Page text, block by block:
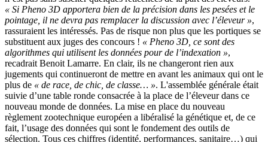
« Si Pheno 3D apportera bien de la précision dans les pesées et le
pointage, il ne devra pas remplacer la discussion avec l’éleveur »,
rassuraient les intéressés. Pas de risque non plus que les portiques se
substituent aux juges des concours ! « Pheno 3D, ce sont des
algorithmes qui utilisent les données pour de l’indexation »,
recadrait Benoit Lamarre. En clair, ils ne changeront rien aux
jugements qui continueront de mettre en avant les animaux qui ont le
plus de « de race, de chic, de classe… ». L'assemblée générale était
suivie d’une table ronde consacrée à la place de l’éleveur dans ce
nouveau monde de données. La mise en place du nouveau
règlement zootechnique européen a libéralisé la génétique et, de ce
fait, l’usage des données qui sont le fondement des outils de
sélection. Tous ces chiffres (identité, performances, sanitaire…) qui